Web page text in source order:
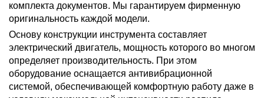
комплекта документов. Мы гарантируем фирменную
оригинальность каждой модели.
Основу конструкции инструмента составляет
электрический двигатель, мощность которого во многом
определяет производительность. При этом
оборудование оснащается антивибрационной
системой, обеспечивающей комфортную работу даже в